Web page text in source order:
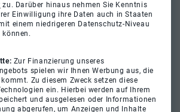
zu. Darüber hinaus nehmen Sie Kenntnis
Einwilligung ihre Daten auch in Staaten
einem niedrigeren Datenschutz-Niveau
können.
Zur Finanzierung unseres
spielen wir Ihnen Werbung aus, die
Zu diesem Zweck setzen diese
ein. Hierbei werden auf Ihrem
und ausgelesen oder Informationen
abgerufen, um Anzeigen und Inhalte